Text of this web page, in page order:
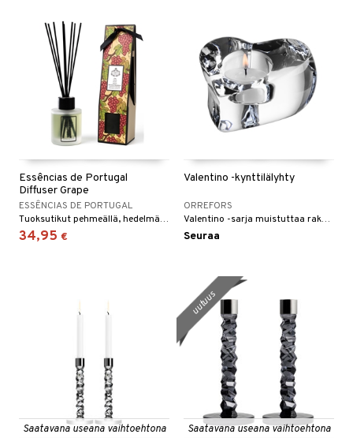
Essências de Portugal
Diffuser Grape
ESSÊNCIAS DE PORTUGAL
Tuoksutikut pehmeällä, hedelmäisellä tuoksulla.
34,95 €
Valentino -kynttilälyhty
ORREFORS
Valentino -sarja muistuttaa rakkaudesta! Pehmeät muodot luovat romanttista tunnelmaa.
Seuraa
Saatavana useana vaihtoehtona Saatavana useana vaihtoehtona
uutuus